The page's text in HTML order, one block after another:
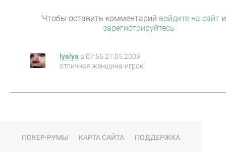
Чтобы оставить комментарий войдите на сайт
зарегистрируйтесь
lyalya в 07:55 27.05.2009
отличная женщина-игрок!
ПОКЕР-РУМЫ КАРТА САЙТА ПОДДЕРЖКА